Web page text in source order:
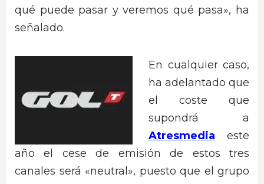
qué puede pasar y veremos qué pasa», ha
señalado.
En cualquier caso,
ha adelantado que
el coste que
supondrá a
Atresmedia este
año el cese de emisión de estos tres
canales será «neutral», puesto que el grupo